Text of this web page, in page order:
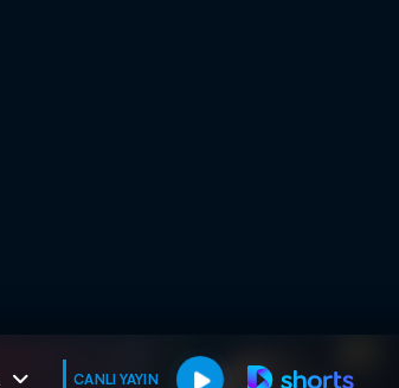
CANLI YAYIN
muhteşem ikili